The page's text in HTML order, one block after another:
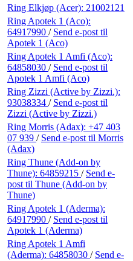
Ring Elkjøp (Acer): 21002121
Ring Apotek 1 (Aco):
64917990 / Send e-post til
Apotek 1 (Aco)
Ring Apotek 1 Amfi (Aco):
64858030 / Send e-post til
Apotek 1 Amfi (Aco)
Ring Zizzi (Active by Zizzi.):
93038334 / Send e-post til
Zizzi (Active by Zizzi.)
Ring Morris (Adax): +47 403
07 939 / Send e-post til Morris
(Adax)
Ring Thune (Add-on by
Thune): 64859215 / Send e-
post til Thune (Add-on by
Thune)
Ring Apotek 1 (Aderma):
64917990 / Send e-post til
Apotek 1 (Aderma)
Ring Apotek 1 Amfi
(Aderma): 64858030 / Send e-